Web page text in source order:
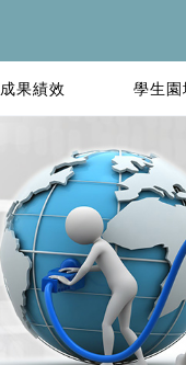
成果績效 學生園